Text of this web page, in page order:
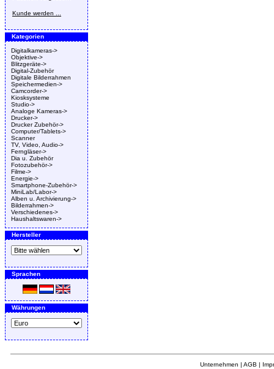
Kunde werden ...
Kategorien
Digitalkameras->
Objektive->
Blitzgeräte->
Digital-Zubehör
Digitale Bilderrahmen
Speichermedien->
Camcorder->
Kiosksysteme
Studio->
Analoge Kameras->
Drucker->
Drucker Zubehör->
Computer/Tablets->
Scanner
TV, Video, Audio->
Ferngläser->
Dia u. Zubehör
Fotozubehör->
Filme->
Energie->
Smartphone-Zubehör->
MiniLab/Labor->
Alben u. Archivierung->
Bilderrahmen->
Verschiedenes->
Haushaltswaren->
Hersteller
Sprachen
Währungen
Unternehmen | AGB |